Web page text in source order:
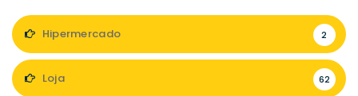
Hipermercado 2
Loja 62